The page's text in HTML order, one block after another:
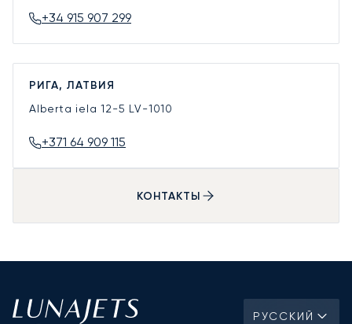
+34 915 907 299
РИГА, ЛАТВИЯ
Alberta iela 12-5 LV-1010
+371 64 909 115
КОНТАКТЫ
РУССКИЙ